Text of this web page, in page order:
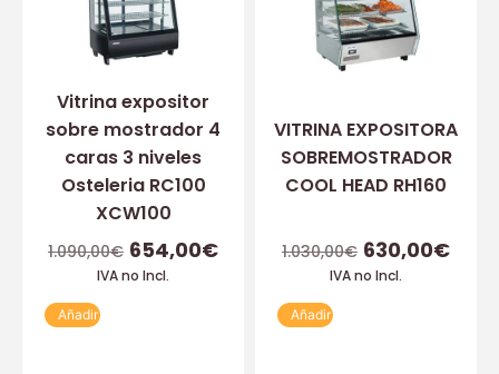
Vitrina expositor
sobre mostrador 4
caras 3 niveles
Osteleria RC100
XCW100
1.090,00€ 654,00€
IVA no Incl.
Añadir
VITRINA EXPOSITORA
SOBREMOSTRADOR
COOL HEAD RH160
1.030,00€ 630,00€
IVA no Incl.
Añadir